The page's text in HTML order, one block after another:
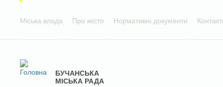
Міська влада Про місто Нормативні документи
БУЧАНСЬКА
МІСЬКА РАДА